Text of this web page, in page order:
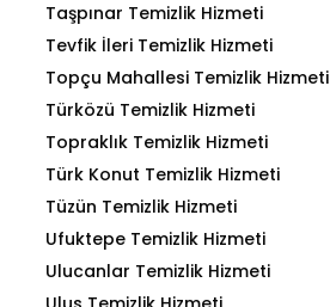
Taşpınar Temizlik Hizmeti
Tevfik İleri Temizlik Hizmeti
Topçu Mahallesi Temizlik Hizmeti
Türközü Temizlik Hizmeti
Topraklık Temizlik Hizmeti
Türk Konut Temizlik Hizmeti
Tüzün Temizlik Hizmeti
Ufuktepe Temizlik Hizmeti
Ulucanlar Temizlik Hizmeti